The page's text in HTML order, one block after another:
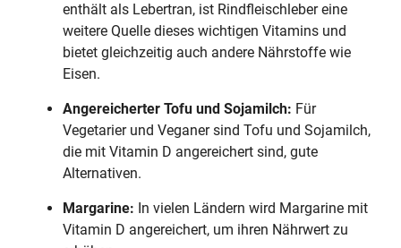
enthält als Lebertran, ist Rindfleischleber eine
weitere Quelle dieses wichtigen Vitamins und
bietet gleichzeitig auch andere Nährstoffe wie
Eisen.
Angereicherter Tofu und Sojamilch: Für
Vegetarier und Veganer sind Tofu und Sojamilch,
die mit Vitamin D angereichert sind, gute
Alternativen.
Margarine: In vielen Ländern wird Margarine mit
Vitamin D angereichert, um ihren Nährwert zu